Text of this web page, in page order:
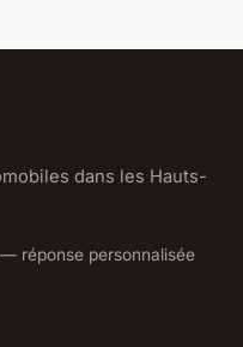
dans les Hauts-
réponse personnalisée